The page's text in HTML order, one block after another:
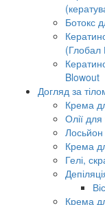
Ботокс
(Глобал
Blowout
Догляд за
Крема
Олії для
Лосьйон
Крема
Гелі,
Крема